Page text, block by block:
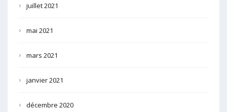
juillet 2021
mai 2021
mars 2021
janvier 2021
décembre 2020